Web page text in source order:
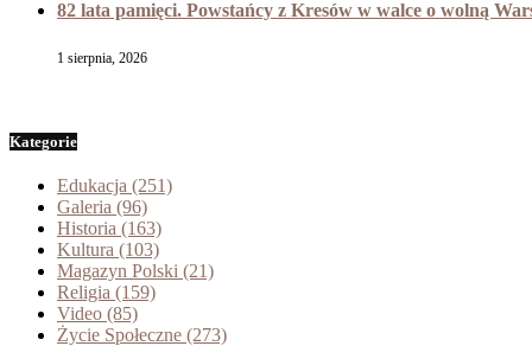
82 lata pamięci. Powstańcy z Kresów w walce o wolną
1 sierpnia, 2026
Kategorie
Edukacja (251)
Galeria (96)
Historia (163)
Kultura (103)
Magazyn Polski (21)
Religia (159)
Video (85)
Życie Społeczne (273)